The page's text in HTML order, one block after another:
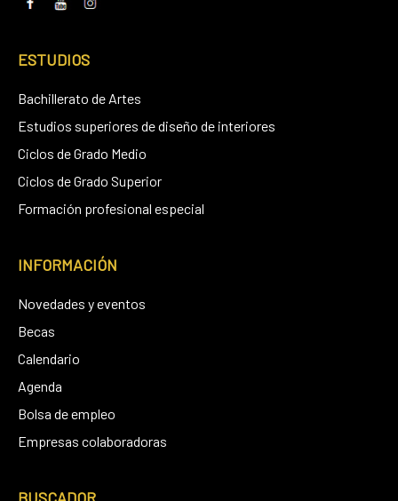
ESTUDIOS
Bachillerato de Artes
Estudios superiores de diseño de interiores
Ciclos de Grado Medio
Ciclos de Grado Superior
Formación profesional especial
INFORMACIÓN
Novedades y eventos
Becas
Calendario
Agenda
Bolsa de empleo
Empresas colaboradoras